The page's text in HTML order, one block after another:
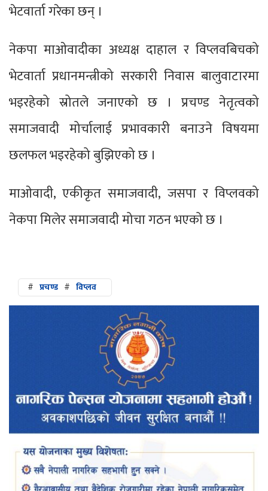
भेटवार्ता गरेका छन् ।
नेकपा माओवादीका अध्यक्ष दाहाल र विप्लवबिचको
भेटवार्ता प्रधानमन्त्रीको सरकारी निवास बालुवाटारमा
भइरहेको स्रोतले जनाएको छ । प्रचण्ड नेतृत्वको
समाजवादी मोर्चालाई प्रभावकारी बनाउने विषयमा
छलफल भइरहेको बुझिएको छ ।
माओवादी, एकीकृत समाजवादी, जसपा र विप्लवको
नेकपा मिलेर समाजवादी मोचा गठन भएको छ ।
# प्रचण्ड # विप्लव